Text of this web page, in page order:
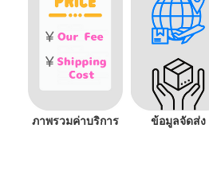
ภาพรวมค่าบริการ ข้อมูลจัดส่ง